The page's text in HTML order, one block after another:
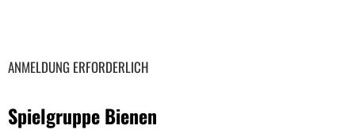
ANMELDUNG ERFORDERLICH
Spielgruppe Bienen